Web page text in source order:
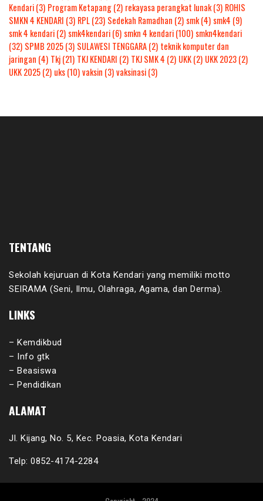
Kendari(3) Program Ketapang(2) rekayasa perangkat lunak(3) ROHIS
SMKN 4 KENDARI (3) RPL(23) Sedekah Ramadhan (2) smk(4) smk4 (9)
smk 4 kendari(2) smk4kendari(6) smkn 4 kendari(100) smkn4kendari
(32) SPMB 2025(3) SULAWESI TENGGARA(2) teknik komputer dan
jaringan (4) Tkj(21) TKJ KENDARI (2) TKJ SMK 4 (2) UKK(2) UKK 2023(2)
UKK 2025(2) uks(10)vaksin (3)vaksinasi(3)
TENTANG
Sekolah kejuruan di Kota Kendari yang memiliki motto
SEIRAMA (Seni, Ilmu, Olahraga, Agama, dan Derma).
LINKS
– Kemdikbud
– Info gtk
– Beasiswa
– Pendidikan
ALAMAT
Jl. Kijang, No. 5, Kec. Poasia, Kota Kendari
Telp: 0852-4174-2284